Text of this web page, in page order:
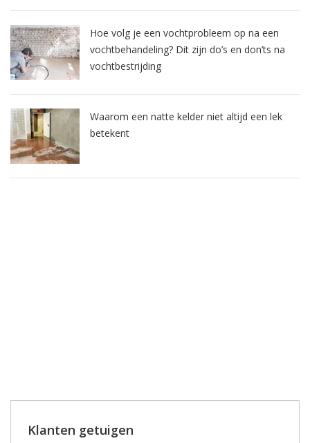
Hoe volg je een vochtprobleem op na een
vochtbehandeling? Dit zijn do’s en don’ts na
vochtbestrijding
Waarom een natte kelder niet altijd een lek
betekent
Klanten getuigen